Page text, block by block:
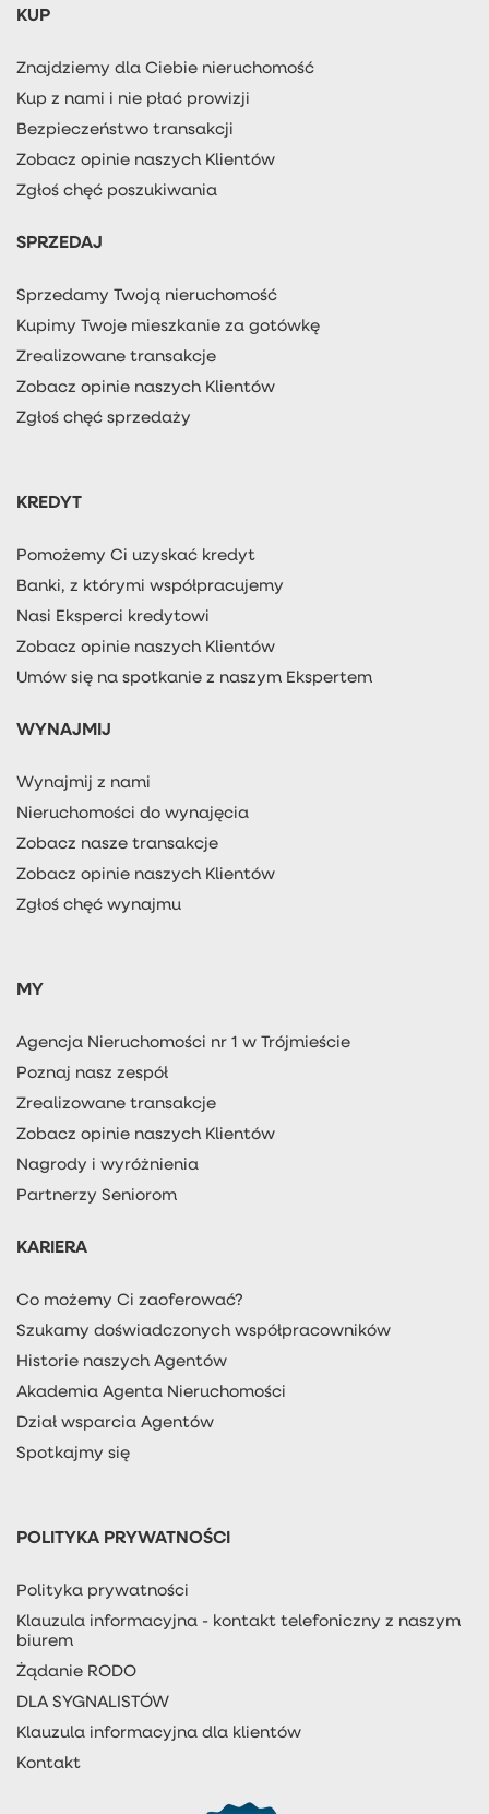
KUP
Znajdziemy dla Ciebie nieruchomość
Kup z nami i nie płać prowizji
Bezpieczeństwo transakcji
Zobacz opinie naszych Klientów
Zgłoś chęć poszukiwania
SPRZEDAJ
Sprzedamy Twoją nieruchomość
Kupimy Twoje mieszkanie za gotówkę
Zrealizowane transakcje
Zobacz opinie naszych Klientów
Zgłoś chęć sprzedaży
KREDYT
Pomożemy Ci uzyskać kredyt
Banki, z którymi współpracujemy
Nasi Eksperci kredytowi
Zobacz opinie naszych Klientów
Umów się na spotkanie z naszym Ekspertem
WYNAJMIJ
Wynajmij z nami
Nieruchomości do wynajęcia
Zobacz nasze transakcje
Zobacz opinie naszych Klientów
Zgłoś chęć wynajmu
MY
Agencja Nieruchomości nr 1 w Trójmieście
Poznaj nasz zespół
Zrealizowane transakcje
Zobacz opinie naszych Klientów
Nagrody i wyróżnienia
Partnerzy Seniorom
KARIERA
Co możemy Ci zaoferować?
Szukamy doświadczonych współpracowników
Historie naszych Agentów
Akademia Agenta Nieruchomości
Dział wsparcia Agentów
Spotkajmy się
POLITYKA PRYWATNOŚCI
Polityka prywatności
Klauzula informacyjna - kontakt telefoniczny z naszym
biurem
Żądanie RODO
DLA SYGNALISTÓW
Klauzula informacyjna dla klientów
Kontakt